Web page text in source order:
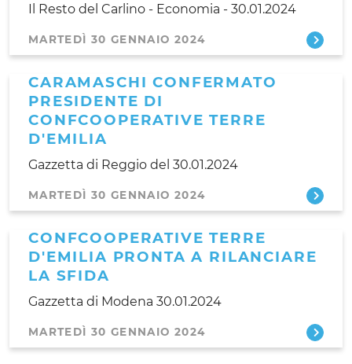
Il Resto del Carlino - Economia - 30.01.2024
MARTEDÌ 30 GENNAIO 2024
CARAMASCHI CONFERMATO
PRESIDENTE DI
CONFCOOPERATIVE TERRE
D'EMILIA
Gazzetta di Reggio del 30.01.2024
MARTEDÌ 30 GENNAIO 2024
CONFCOOPERATIVE TERRE
D'EMILIA PRONTA A RILANCIARE
LA SFIDA
Gazzetta di Modena 30.01.2024
MARTEDÌ 30 GENNAIO 2024